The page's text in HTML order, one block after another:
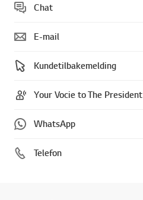
Chat
E-mail
Kundetilbakemelding
Your Vocie to The President
WhatsApp
Telefon